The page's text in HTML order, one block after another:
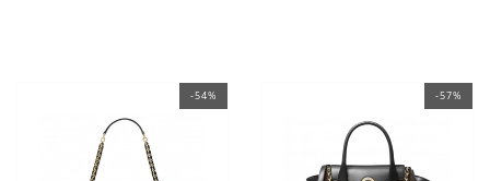
-54% -57%